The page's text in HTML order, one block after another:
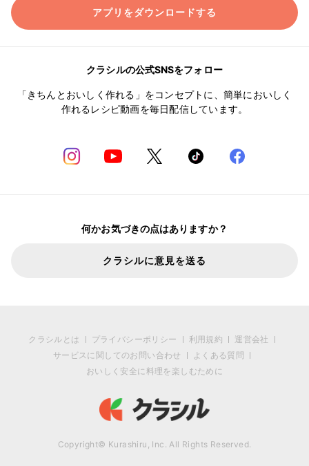
アプリをダウンロードする
クラシルの公式SNSをフォロー
「きちんとおいしく作れる」をコンセプトに、簡単においしく
作れるレシピ動画を毎日配信しています。
何かお気づきの点はありますか？
クラシルに意見を送る
クラシルとは プライバシーポリシー 利用規約
運営会社
サービスに関してのお問い合わせ
よくある質問
おいしく安全に料理を楽しむために
Copyright© Kurashiru, Inc. All Rights Reserved.